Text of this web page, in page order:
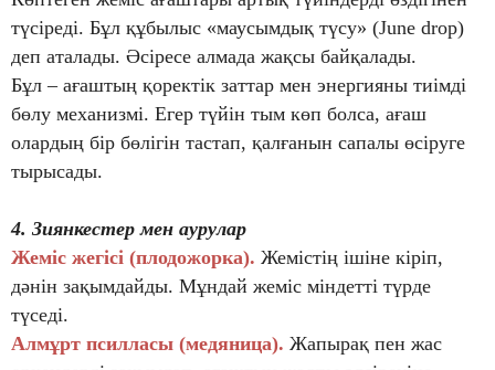
түсіреді. Бұл құбылыс «маусымдық түсу» (June drop)
деп аталады. Әсіресе алмада жақсы байқалады.
Бұл – ағаштың қоректік заттар мен энергияны тиімді
бөлу механизмі. Егер түйін тым көп болса, ағаш
олардың бір бөлігін тастап, қалғанын сапалы өсіруге
тырысады.
4. Зиянкестер мен аурулар
Жеміс жегісі (плодожорка). Жемістің ішіне кіріп,
дәнін зақымдайды. Мұндай жеміс міндетті түрде
түседі.
Алмұрт псилласы (медяница). Жапырақ пен жас